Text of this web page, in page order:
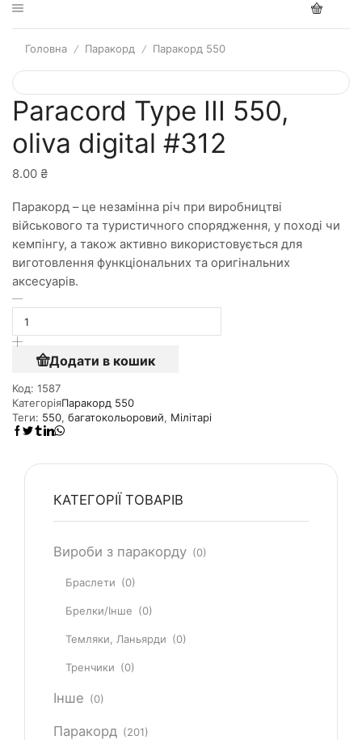
Головна / Паракорд / Паракорд 550
Paracord Type III 550,
oliva digital #312
8.00 ₴
Паракорд – це незамінна річ при виробництві
військового та туристичного спорядження, у поході чи
кемпінгу, а також активно використовується для
виготовлення функціональних та оригінальних
аксесуарів.
Додати в кошик
Код: 1587
КатегоріяПаракорд 550
Теги: 550, багатокольоровий, Мілітарі
КАТЕГОРІЇ ТОВАРІВ
Вироби з паракорду (0)
Браслети (0)
Брелки/Інше (0)
Темляки, Ланьярди (0)
Тренчики (0)
Інше (0)
Паракорд (201)